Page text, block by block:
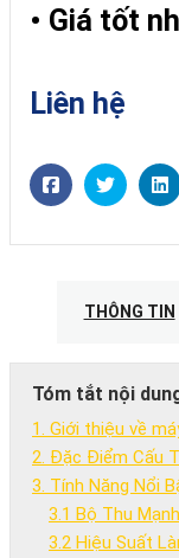
• Giá tốt
Liên hệ
THÔNG TIN
Tóm tắt nội
1. Giới thiệu về
2. Đặc Điểm Cấu
3. Tính Năng Nổi
3.1 Bộ Thu
3.2 Hiệu Suất